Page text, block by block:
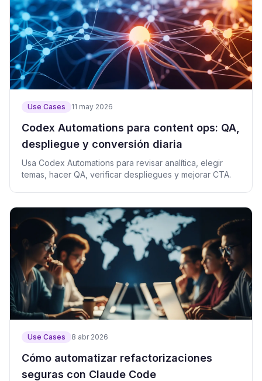
Use Cases 11 may 2026
Codex Automations para content ops: QA,
despliegue y conversión diaria
Usa Codex Automations para revisar analítica, elegir
temas, hacer QA, verificar despliegues y mejorar CTA.
Use Cases 8 abr 2026
Cómo automatizar refactorizaciones
seguras con Claude Code